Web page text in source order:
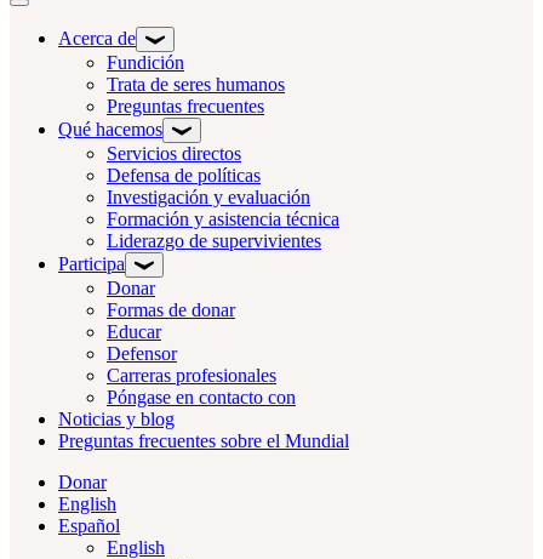
Alternar navegación
Acerca de
Fundición
Trata de seres humanos
Preguntas frecuentes
Qué hacemos
Servicios directos
Defensa de políticas
Investigación y evaluación
Formación y asistencia técnica
Liderazgo de supervivientes
Participa
Donar
Formas de donar
Educar
Defensor
Carreras profesionales
Póngase en contacto con
Noticias y blog
Preguntas frecuentes sobre el Mundial
Donar
English
Español
English